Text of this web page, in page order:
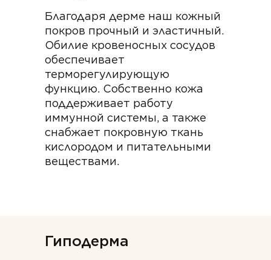
Благодаря дерме наш кожный
покров прочный и эластичный.
Обилие кровеносных сосудов
обеспечивает
терморегулирующую
функцию. Собственно кожа
поддерживает работу
иммунной системы, а также
снабжает покровную ткань
кислородом и питательными
веществами.
Гиподерма